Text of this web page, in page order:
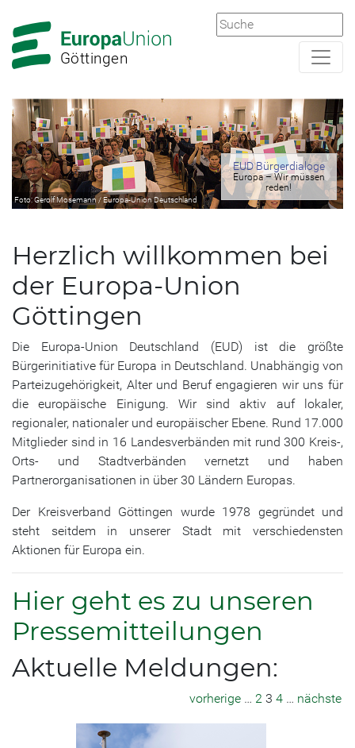
Hauptnavigation
Hauptbereich
Göttingen
EUD Bürgerdialoge
Europa – Wir müssen
reden!
Foto: Gerolf Mosemann / Europa-Union Deutschland
Mitglied werden
Europa vor Ort
gestalten bei Europa-
Union und JEF
Deutschland
Foto: Europa-Union Deutschland
Herzlich willkommen bei
der Europa-Union
Göttingen
Die Europa-Union Deutschland (EUD) ist die größte
Bürgerinitiative für Europa in Deutschland. Unabhängig von
Parteizugehörigkeit, Alter und Beruf engagieren wir uns für
die europäische Einigung. Wir sind aktiv auf lokaler,
regionaler, nationaler und europäischer Ebene. Rund 17.000
Mitglieder sind in 16 Landesverbänden mit rund 300 Kreis-,
Orts- und Stadtverbänden vernetzt und haben
Partnerorganisationen in über 30 Ländern Europas.
Der Kreisverband Göttingen wurde 1978 gegründet und
steht seitdem in unserer Stadt mit verschiedensten
Aktionen für Europa ein.
Hier geht es zu unseren
Pressemitteilungen
Aktuelle Meldungen:
vorherige … 2 3 4 … nächste